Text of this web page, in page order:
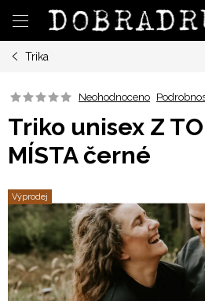
obsah
Trika
Neohodnoceno
Triko unisex Z
MÍSTA černé
Výprodej